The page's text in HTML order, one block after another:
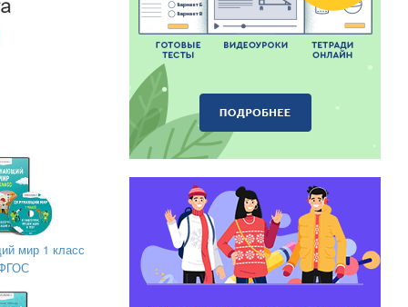
–
лета.
Это
мир 1 класс